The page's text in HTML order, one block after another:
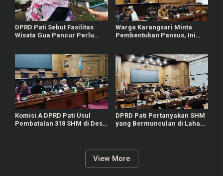
DPRD Pati Sebut Fasilitas
Wisata Gua Pancur Perlu
Warga Karangsari Minta
Pembentukan Pansus, Ini
Komisi A DPRD Pati Usul
Pembatalan 318 SHM di Desa
DPRD Pati Pertanyakan SHM
yang Bermunculan di Lahan
View More